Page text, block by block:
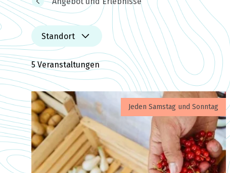
Standort
5 Veranstaltungen
Jeden Samstag und Sonntag